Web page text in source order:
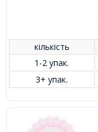
кількість
1-2 упак.
3+ упак.